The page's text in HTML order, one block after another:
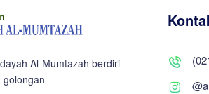
Al-Mumtazah berdiri